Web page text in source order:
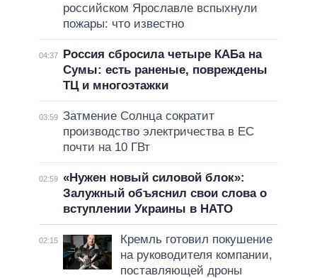
российском Ярославле вспыхнули
пожары: что известно
04:37
Россия сбросила четыре КАБа на
Сумы: есть раненые, повреждены
ТЦ и многоэтажки
03:59 Затмение Солнца сократит
производство электричества в ЕС
почти на 10 ГВт
02:59 «Нужен новый силовой блок»:
Залужный объяснил свои слова о
вступлении Украины в НАТО
02:15
Кремль готовил покушение
на руководителя компании,
поставляющей дроны